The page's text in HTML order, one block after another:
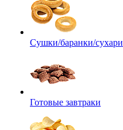
Сушки/баранки/сухари
Готовые завтраки